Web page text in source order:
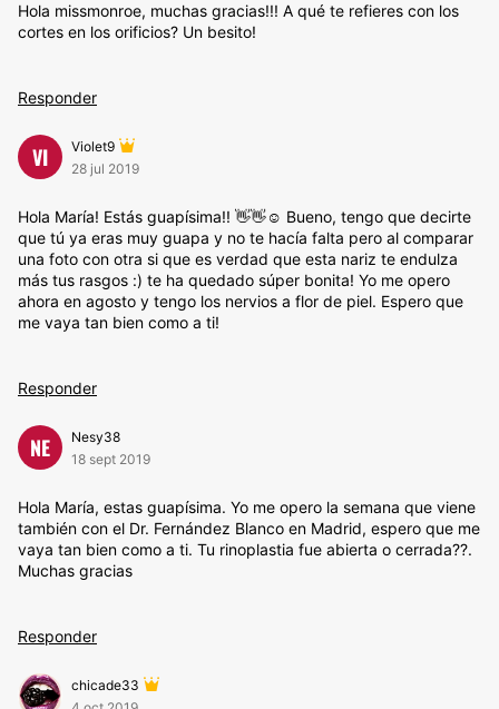
Hola missmonroe, muchas gracias!!! A qué te refieres con los
cortes en los orificios? Un besito!
Responder
VI
Violet9
28 jul 2019
Hola María! Estás guapísima!! 👋👋☺️ Bueno, tengo que decirte
que tú ya eras muy guapa y no te hacía falta pero al comparar
una foto con otra si que es verdad que esta nariz te endulza
más tus rasgos :) te ha quedado súper bonita! Yo me opero
ahora en agosto y tengo los nervios a flor de piel. Espero que
me vaya tan bien como a ti!
Responder
NE
Nesy38
18 sept 2019
Hola María, estas guapísima. Yo me opero la semana que viene
también con el Dr. Fernández Blanco en Madrid, espero que me
vaya tan bien como a ti. Tu rinoplastia fue abierta o cerrada??.
Muchas gracias
Responder
chicade33